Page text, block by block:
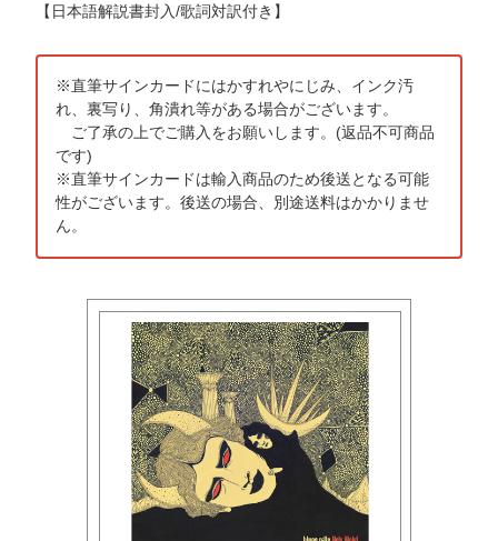
【日本語解説書封入/歌詞対訳付き】
※直筆サインカードにはかすれやにじみ、インク汚
れ、裏写り、角潰れ等がある場合がございます。
ご了承の上でご購入をお願いします。(返品不可商品
です)
※直筆サインカードは輸入商品のため後送となる可能
性がございます。後送の場合、別途送料はかかりませ
ん。